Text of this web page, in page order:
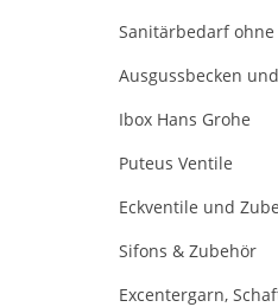
Sanitärbedarf ohne
Ausgussbecken
Ibox Hans Grohe
Puteus Ventile
Eckventile und
Sifons & Zubehör
Excentergarn,